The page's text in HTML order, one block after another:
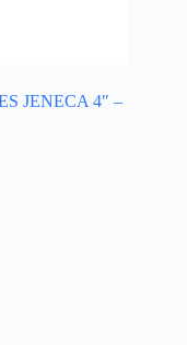
JENECA 4″ –